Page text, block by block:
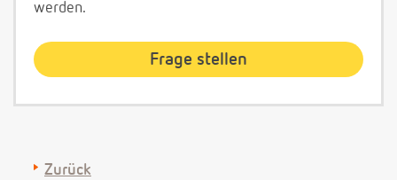
werden.
Zurück